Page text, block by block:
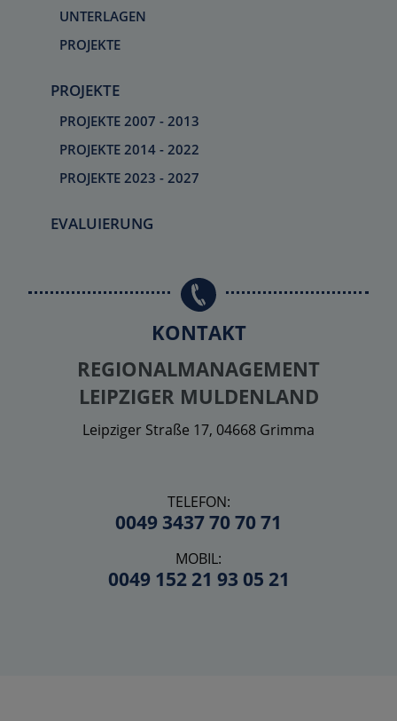
UNTERLAGEN
PROJEKTE
PROJEKTE
PROJEKTE 2007 - 2013
PROJEKTE 2014 - 2022
PROJEKTE 2023 - 2027
EVALUIERUNG
KONTAKT
REGIONALMANAGEMENT
LEIPZIGER MULDENLAND
Leipziger Straße 17, 04668 Grimma
TELEFON:
0049 3437 70 70 71
MOBIL:
0049 152 21 93 05 21